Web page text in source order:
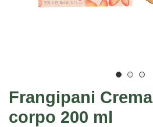
Frangipani Crema
corpo 200 ml